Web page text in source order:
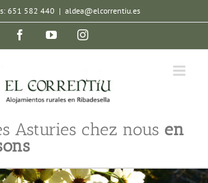
651 582 440 | aldea@elcorrentiu.es
FacebookYouTubeInstagram
Asturies chez nous en